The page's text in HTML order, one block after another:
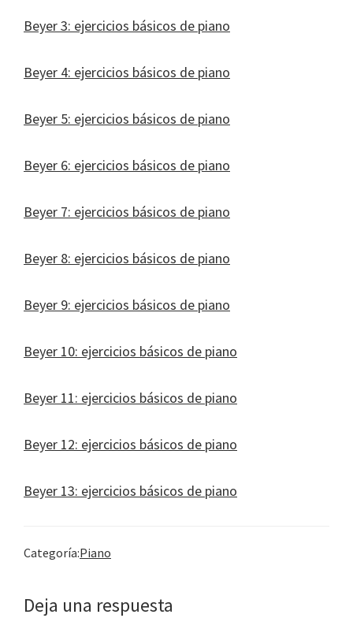
Beyer 3: ejercicios básicos de piano
Beyer 4: ejercicios básicos de piano
Beyer 5: ejercicios básicos de piano
Beyer 6: ejercicios básicos de piano
Beyer 7: ejercicios básicos de piano
Beyer 8: ejercicios básicos de piano
Beyer 9: ejercicios básicos de piano
Beyer 10: ejercicios básicos de piano
Beyer 11: ejercicios básicos de piano
Beyer 12: ejercicios básicos de piano
Beyer 13: ejercicios básicos de piano
Categoría:Piano
Interacciones
Deja una respuesta